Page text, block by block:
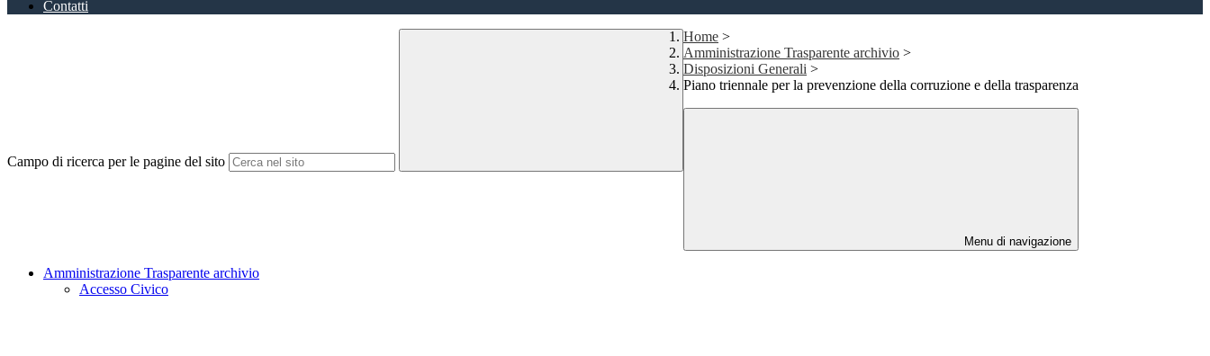
Contatti
Campo di ricerca per le pagine del sito
Home >
Amministrazione Trasparente archivio >
Disposizioni Generali >
Piano triennale per la prevenzione della corruzione e della trasparenza
Menu di navigazione
Amministrazione Trasparente archivio
Accesso Civico